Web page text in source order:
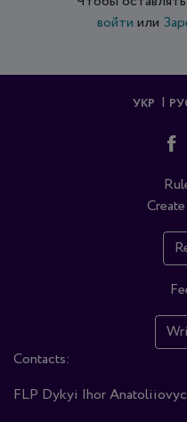
войти или
УКР
Contacts:
FLP Dykyi Ihor